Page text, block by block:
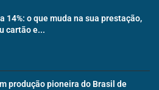
14%: o que muda na sua prestação,
cartão e...
produção pioneira do Brasil de